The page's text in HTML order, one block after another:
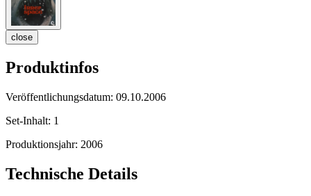
close
Produktinfos
Veröffentlichungsdatum: 09.10.2006
Set-Inhalt: 1
Produktionsjahr: 2006
Technische Details